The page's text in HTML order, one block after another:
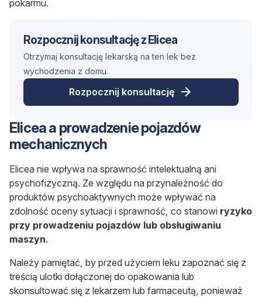
pokarmu.
Rozpocznij konsultację z Elicea
Otrzymaj konsultację lekarską na ten lek bez
wychodzenia z domu.
Rozpocznij konsultację
Elicea a prowadzenie pojazdów
mechanicznych
Elicea nie wpływa na sprawność intelektualną ani
psychofizyczną. Ze względu na przynależność do
produktów psychoaktywnych może wpływać na
zdolność oceny sytuacji i sprawność, co stanowi ryzyko
przy prowadzeniu pojazdów lub obsługiwaniu
maszyn.
Należy pamiętać, by przed użyciem leku zapoznać się z
treścią ulotki dołączonej do opakowania lub
skonsultować się z lekarzem lub farmaceutą, ponieważ